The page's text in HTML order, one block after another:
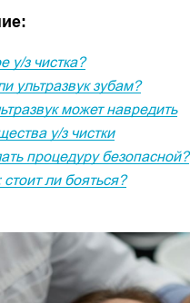
у/з чистка?
ультразвук зубам?
может навредить
у/з чистки
процедуру безопасной?
стоит ли бояться?